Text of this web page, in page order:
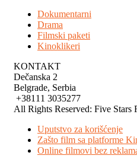
Dokumentarni
Drama
Filmski paketi
Kinoklikeri
KONTAKT
Dečanska 2
Belgrade, Serbia
+38111 3035277
All Rights Reserved: Five
Uputstvo za korišćenje
Zašto film sa platforme
Online filmovi bez